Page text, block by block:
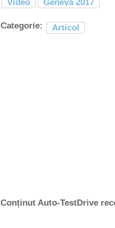
Video
Geneva 2017
Categorie: Articol
Conținut Auto-TestDrive